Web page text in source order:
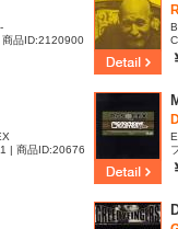
品ID:2120900
| 商品ID:20676
|